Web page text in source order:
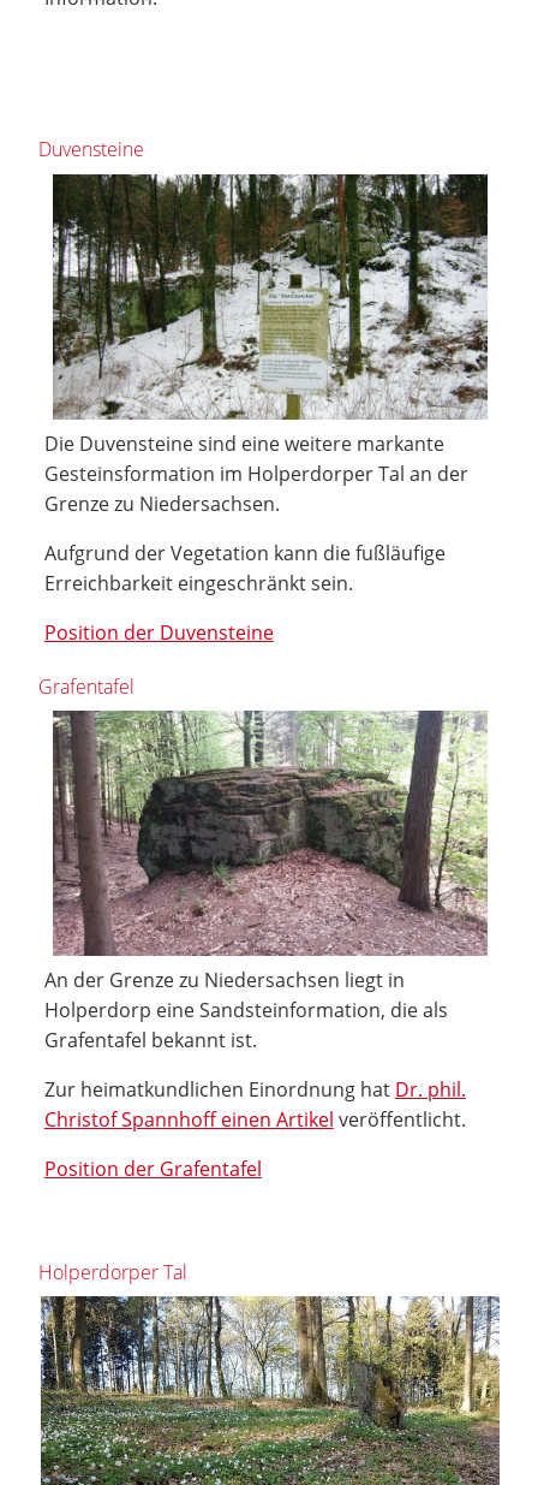
Duvensteine
Die Duvensteine sind eine weitere markante
Gesteinsformation im Holperdorper Tal an der
Grenze zu Niedersachsen.
Aufgrund der Vegetation kann die fußläufige
Erreichbarkeit eingeschränkt sein.
Position der Duvensteine
Grafentafel
An der Grenze zu Niedersachsen liegt in
Holperdorp eine Sandsteinformation, die als
Grafentafel bekannt ist.
Zur heimatkundlichen Einordnung hat Dr. phil.
Christof Spannhoff einen Artikel veröffentlicht.
Position der Grafentafel
Holperdorper Tal